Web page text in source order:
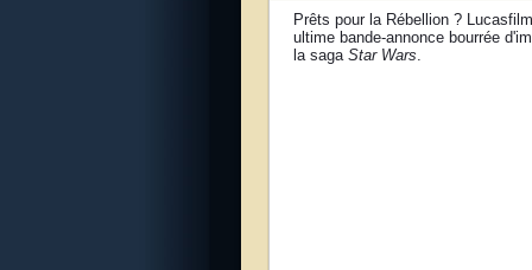
Prêts pour la Rébellion ?
ultime bande-annonce bourrée
la saga Star Wars.